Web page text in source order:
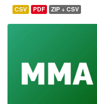
CSV PDF ZIP + CSV